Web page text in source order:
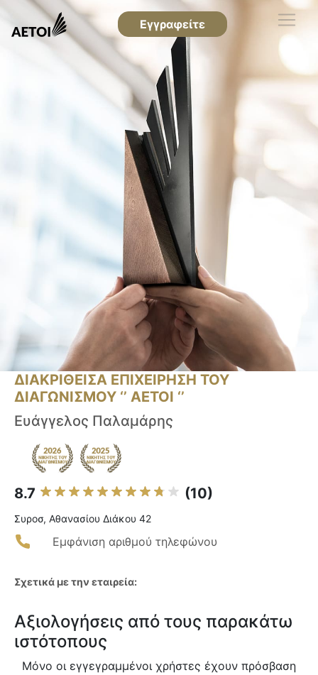
Εγγραφείτε
ΔΙΑΚΡΙΘΕΙΣΑ ΕΠΙΧΕΙΡΗΣΗ ΤΟΥ
ΔΙΑΓΩΝΙΣΜΟΥ ‘’ ΑΕΤΟΙ ‘’
Ευάγγελος Παλαμάρης
8.7 (10)
Συροσ, Αθανασίου Διάκου 42
Εμφάνιση αριθμού τηλεφώνου
Σχετικά με την εταιρεία:
Αξιολογήσεις από τους παρακάτω
ιστότοπους
Μόνο οι εγγεγραμμένοι χρήστες έχουν πρόσβαση